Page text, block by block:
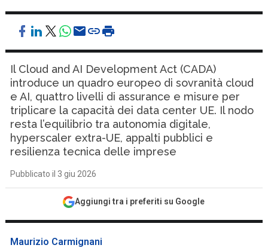
Il Cloud and AI Development Act (CADA)
introduce un quadro europeo di sovranità cloud
e AI, quattro livelli di assurance e misure per
triplicare la capacità dei data center UE. Il nodo
resta l’equilibrio tra autonomia digitale,
hyperscaler extra-UE, appalti pubblici e
resilienza tecnica delle imprese
Pubblicato il 3 giu 2026
Aggiungi tra i preferiti su Google
Maurizio Carmignani